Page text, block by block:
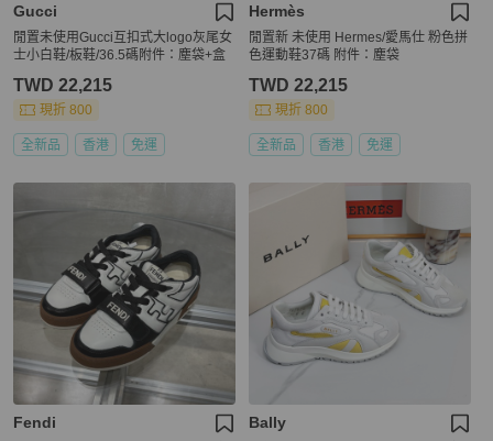
Gucci
閒置未使用Gucci互扣式大logo灰尾女
士小白鞋/板鞋/36.5碼附件：塵袋+盒
TWD 22,215
現折 800
全新品 香港 免運
Hermès
閒置新 未使用 Hermes/愛馬仕 粉色拼
色運動鞋37碼 附件：塵袋
TWD 22,215
現折 800
全新品 香港 免運
Fendi Bally